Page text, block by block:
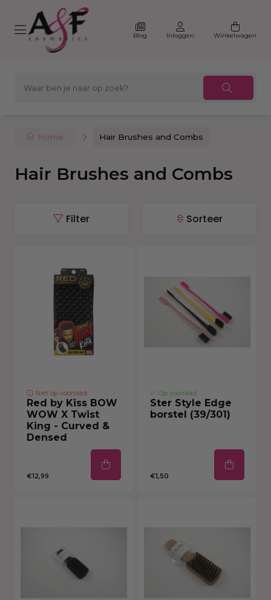
Blog Inloggen Winkelwagen
Home Hair Brushes and Combs
Hair Brushes and Combs
Filter Sorteer
Niet op voorraad
Red by Kiss BOW
WOW X Twist
King - Curved &
Densed
€12,99
Op voorraad
Ster Style Edge
borstel (39/301)
€1,50